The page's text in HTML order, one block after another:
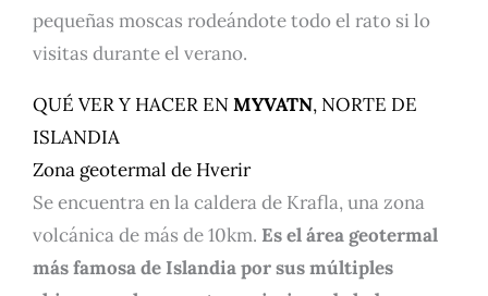
pequeñas moscas rodeándote todo el rato si lo
visitas durante el verano.
QUÉ VER Y HACER ENMYVATN, NORTE DE
ISLANDIA
Zona geotermal de Hverir
Se encuentra en la caldera de Krafla, una zona
volcánica de más de 10km. Es el área geotermal
más famosa de Islandia por sus múltiples